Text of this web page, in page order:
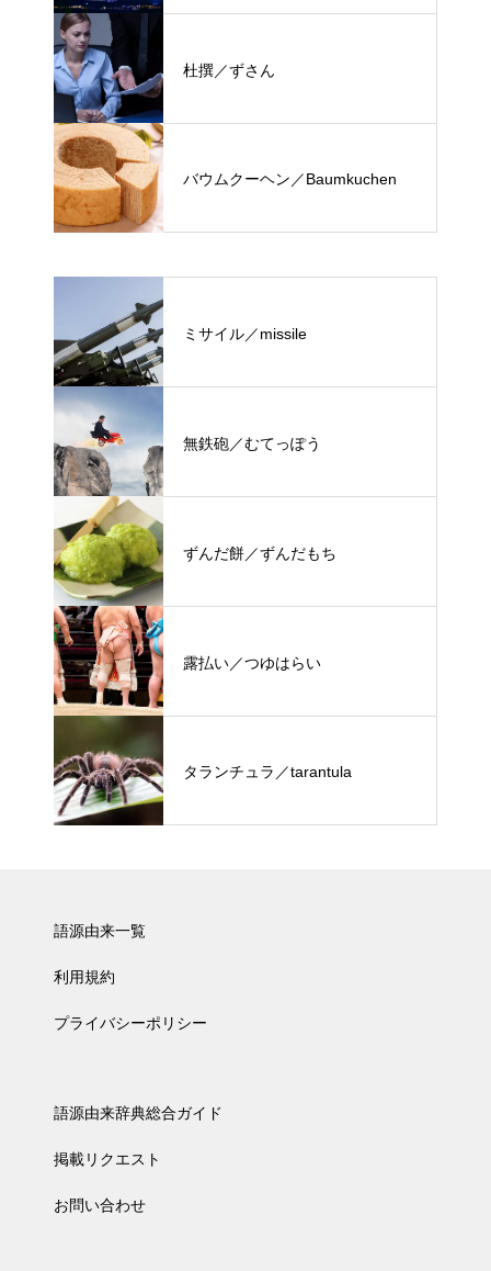
杜撰／ずさん
バウムクーヘン／Baumkuchen
ミサイル／missile
無鉄砲／むてっぽう
ずんだ餅／ずんだもち
露払い／つゆはらい
タランチュラ／tarantula
語源由来一覧
利用規約
プライバシーポリシー
語源由来辞典総合ガイド
掲載リクエスト
お問い合わせ